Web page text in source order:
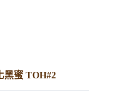
黑蜜 TOH#2